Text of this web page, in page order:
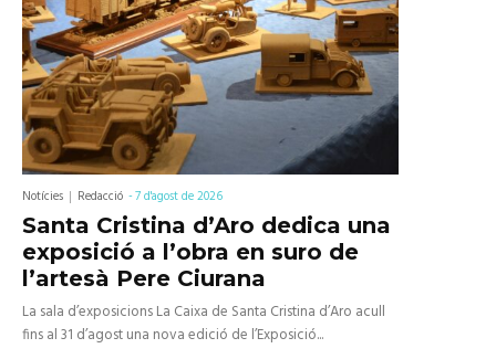
Notícies Redacció -7 d'agost de 2026
Santa Cristina d’Aro dedica una
exposició a l’obra en suro de
l’artesà Pere Ciurana
La sala d’exposicions La Caixa de Santa Cristina d’Aro acull
fins al 31 d’agost una nova edició de l’Exposició...